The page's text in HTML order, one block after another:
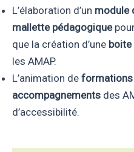
L’élaboration d’un module
mallette pédagogiquepour
que la création d’une boite
les AMAP.
L’animation de formations
accompagnements des
d’accessibilité.